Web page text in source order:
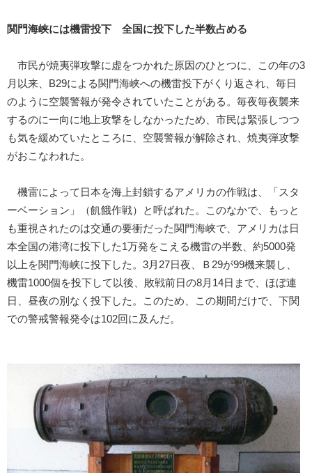
関門海峡には機雷投下 全国に投下した半数占める
市民が焼夷弾攻撃に虚をつかれた原因のひとつに、この年の3
月以来、B29による関門海峡への機雷投下がくり返され、毎日
のように空襲警報が発令されていたことがある。毎夜毎夜襲来
するのに一向に地上攻撃をしなかったため、市民は緊張しつつ
も気を緩めていたところに、空襲警報が解除され、焼夷弾攻撃
がおこなわれた。
機雷によって日本を海上封鎖するアメリカの作戦は、「スタ
ーベーション」（飢餓作戦）と呼ばれた。このなかで、もっと
も重視されたのは交通の要衝だった関門海峡で、アメリカは日
本全国の港湾に投下した1万発をこえる機雷の半数、約5000発
以上を関門海峡に投下した。3月27日夜、Ｂ29が99機来襲し、
機雷1000個を投下して以後、敗戦前日の8月14日まで、ほぼ連
日、昼夜の別なく投下した。このため、この期間だけで、下関
での警戒警報発令は102回に及んだ。